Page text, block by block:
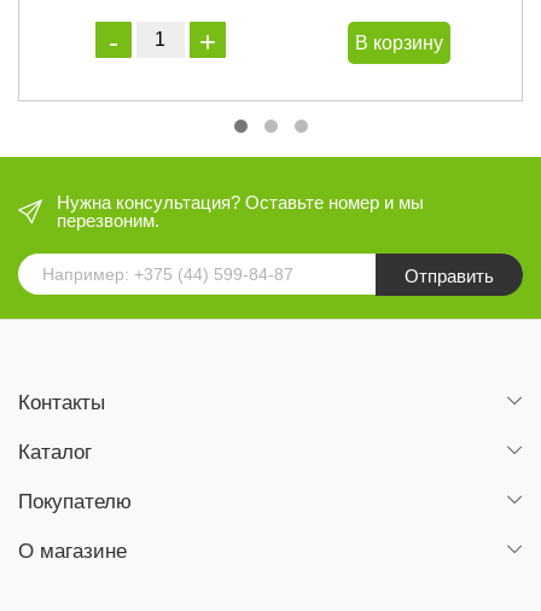
В корзину
Нужна консультация? Оставьте номер и мы
перезвоним.
Отправить
Контакты
Каталог
Покупателю
О магазине